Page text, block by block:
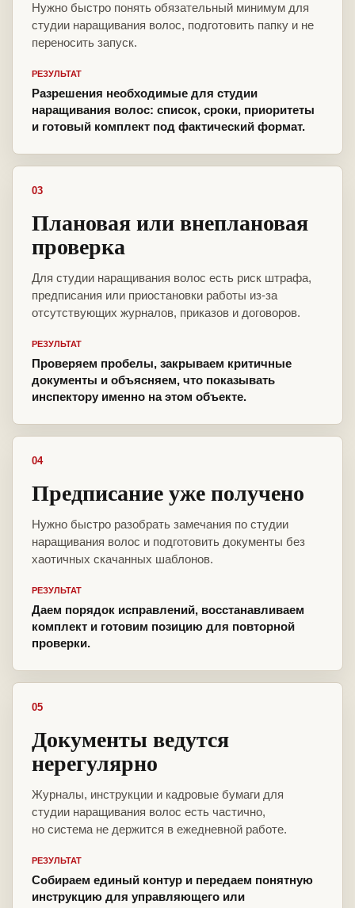
Нужно быстро понять обязательный минимум для
студии наращивания волос, подготовить папку и не
переносить запуск.
РЕЗУЛЬТАТ
Разрешения необходимые для студии
наращивания волос: список, сроки, приоритеты
и готовый комплект под фактический формат.
03
Плановая или внеплановая
проверка
Для студии наращивания волос есть риск штрафа,
предписания или приостановки работы из-за
отсутствующих журналов, приказов и договоров.
РЕЗУЛЬТАТ
Проверяем пробелы, закрываем критичные
документы и объясняем, что показывать
инспектору именно на этом объекте.
04
Предписание уже получено
Нужно быстро разобрать замечания по студии
наращивания волос и подготовить документы без
хаотичных скачанных шаблонов.
РЕЗУЛЬТАТ
Даем порядок исправлений, восстанавливаем
комплект и готовим позицию для повторной
проверки.
05
Документы ведутся
нерегулярно
Журналы, инструкции и кадровые бумаги для
студии наращивания волос есть частично,
но система не держится в ежедневной работе.
РЕЗУЛЬТАТ
Собираем единый контур и передаем понятную
инструкцию для управляющего или